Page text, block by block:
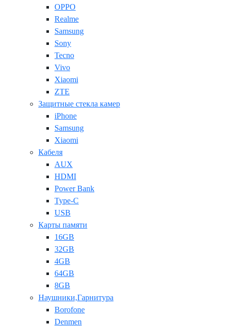
OPPO
Realme
Samsung
Sony
Tecno
Vivo
Xiaomi
ZTE
Защитные стекла камер
iPhone
Samsung
Xiaomi
Кабеля
AUX
HDMI
Power Bank
Type-C
USB
Карты памяти
16GB
32GB
4GB
64GB
8GB
Наушники,Гарнитура
Borofone
Denmen